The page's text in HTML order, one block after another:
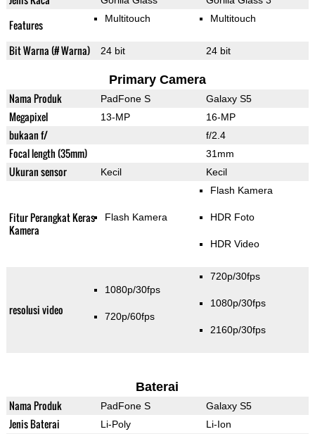
Features Multitouch Multitouch
Bit Warna (# Warna) 24 bit 24 bit
Primary Camera
Nama Produk PadFone S Galaxy S5
Megapixel 13-MP 16-MP
bukaan f/ f/2.4
Focal length (35mm) 31mm
Ukuran sensor Kecil Kecil
Fitur Perangkat Keras
Kamera
Flash Kamera
Flash Kamera
HDR Foto
HDR Video
resolusi video
1080p/30fps
720p/60fps
720p/30fps
1080p/30fps
2160p/30fps
Baterai
Nama Produk PadFone S Galaxy S5
Jenis Baterai Li-Poly Li-Ion